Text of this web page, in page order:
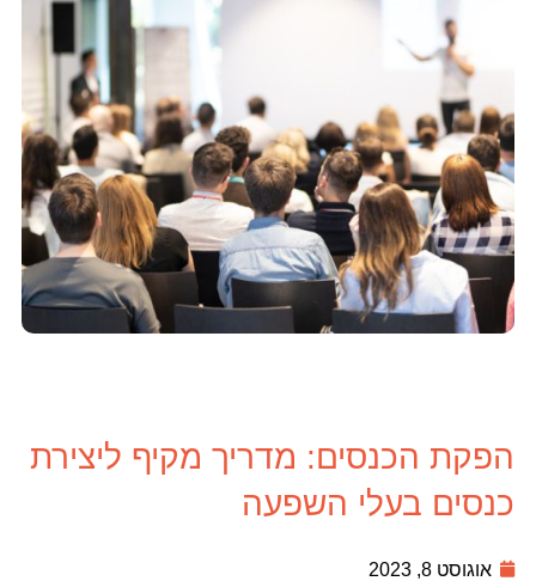
הפקת הכנסים: מדריך מקיף ליצירת
כנסים בעלי השפעה
אוגוסט 8, 2023